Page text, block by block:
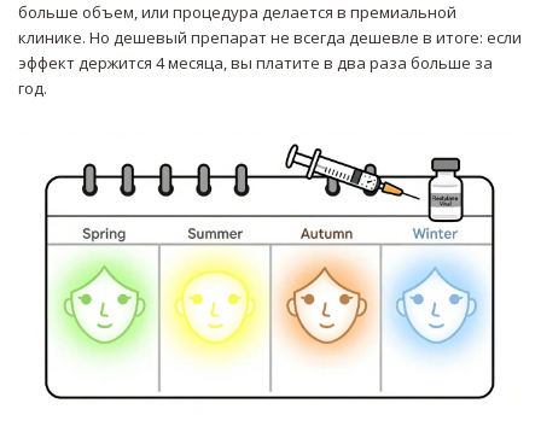
больше объем, или процедура делается в премиальной
клинике. Но дешевый препарат не всегда дешевле в итоге: если
эффект держится 4 месяца, вы платите в два раза больше за
год.